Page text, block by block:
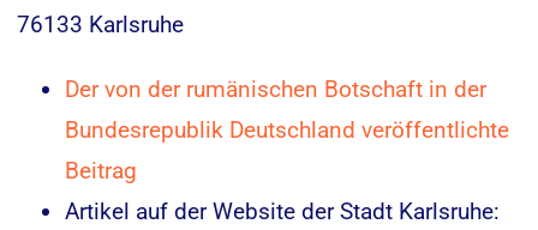
76133 Karlsruhe
Der von der rumänischen Botschaft in der
Bundesrepublik Deutschland veröffentlichte
Beitrag
Artikel auf der Website der Stadt Karlsruhe: